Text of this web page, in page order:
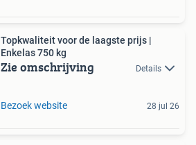
Topkwaliteit voor de laagste prijs |
Enkelas 750 kg
Zie omschrijving Details
Bezoek website 28 jul 26